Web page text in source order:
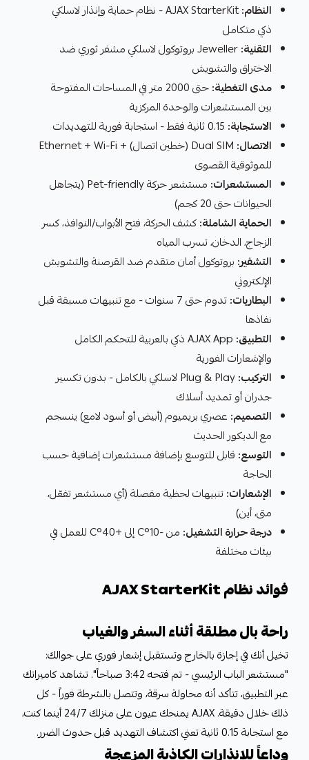
النظام:
AJAX StarterKit - نظام حماية وإنذار لاسلكي
ذكي متكامل
التقنية:
Jeweller بروتوكول لاسلكي مشفر ثوري ضد
الاختراق والتشويش
مدى التغطية:
حتى 2000 متر في المساحات المفتوحة
بين المستشعرات والوحدة المركزية
الاستجابة:
الاتصال:
Dual SIM (خطين اتصال) + Ethernet + Wi-Fi
للموثوقية القصوى
المستشعرات:
مستشعر حركة Pet-friendly (يتجاهل
الحيوانات حتى 20 كجم)
الحماية الشاملة:كشف الحركة، فتح الأبواب/النوافذ، كسر
الزجاج، الدخان، تسرب المياه
التشفير: بروتوكول أمان متقدم ضد القرصنة والتشويش
الإلكتروني
البطاريات:
تدوم حتى 7 سنوات - مع تنبيهات مسبقة قبل
نفاذها
التطبيق:
AJAX App ذكي بالعربية للتحكم الكامل
والإشعارات الفورية
التركيب:
Plug & Play لاسلكي بالكامل - بدون تكسير
جدران أو تمديد أسلاك
التصميم: عصري بريميوم (أبيض أو أسود لامع) ينسجم
مع الديكور الحديث
التوسع: قابل للتوسع بإضافة مستشعرات إضافية حسب
الحاجة
الإشعارات:تنبيهات لحظية مفصلة (أي مستشعر تفعّل،
متى، أين)
درجة حرارة التشغيل:
من -10°C إلى +40°C للعمل في
بيئات مختلفة
فوائد نظام AJAX StarterKit
راحة بال مطلقة أثناء السفر والغياب
تخيل أنك في إجازة بالخارج وتستقبل إشعار فوري على جوالك:
"مستشعر الباب الرئيسي - تم فتحه 3:42 صباحاً". تشاهد كاميراتك
عبر التطبيق، تتأكد أنه محاولة سرقة، وتتصل بالشرطة فوراً - كل
ذلك خلال دقيقة. AJAX يمنحك عيون على منزلك 24/7 أينما كنت،
مع استجابة 0.15 ثانية تعني اكتشاف التهديد قبل حدوث الضرر.
وداعاً للإنذارات الكاذبة المزعجة